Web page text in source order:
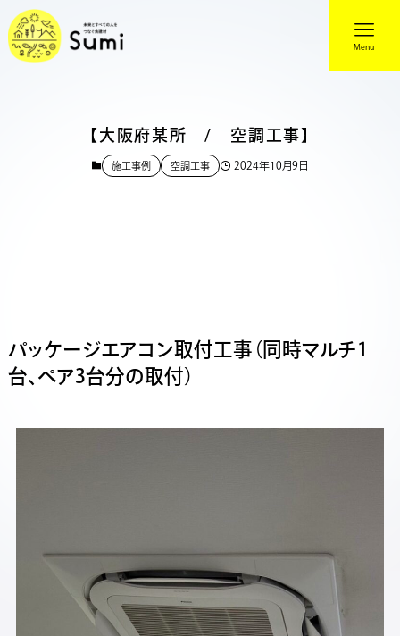
Menu
【大阪府某所 / 空調工事】
施工事例 空調工事 2024年10月9日
パッケージエアコン取付工事（同時マルチ1
台、ペア3台分の取付）